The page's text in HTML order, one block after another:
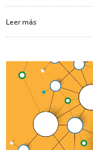
Leer más